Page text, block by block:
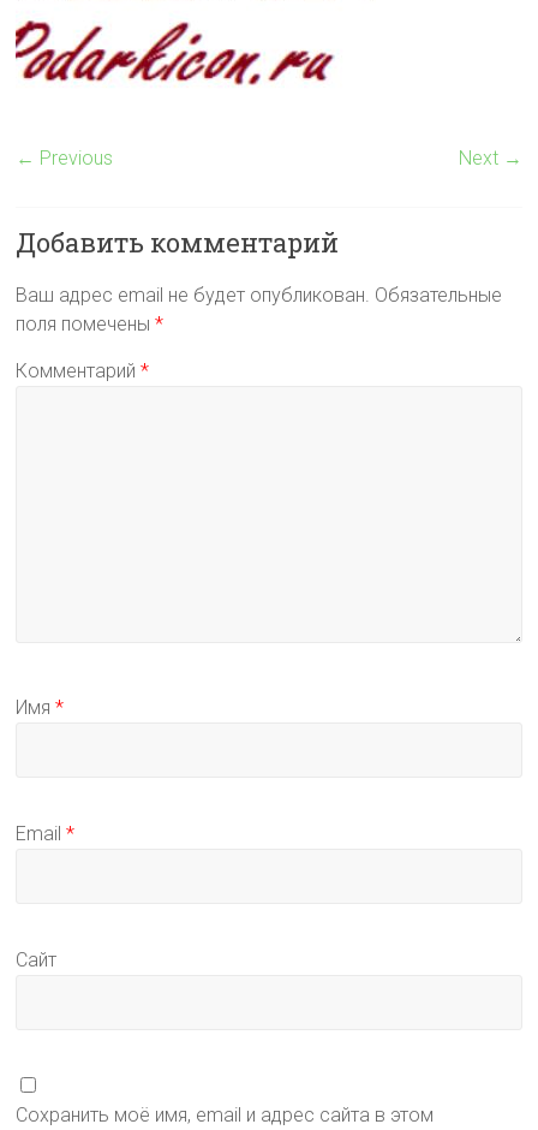
← Previous Next →
Добавить комментарий
Ваш адрес email не будет опубликован. Обязательные
поля помечены*
Комментарий*
Имя*
Email*
Сайт
Сохранить моё имя, email и адрес сайта в этом